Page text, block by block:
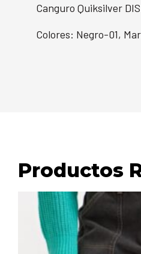
Canguro Quiksilver
Colores: Negro-01,
Productos